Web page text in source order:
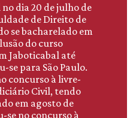
dia 20 de julho de
de Direito de
se bacharelado em
do curso
Jaboticabal até
se para São Paulo.
concurso à livre-
Civil, tendo
em agosto de
se no concurso à